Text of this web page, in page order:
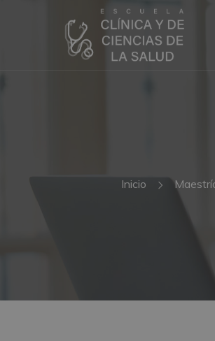
Inicio